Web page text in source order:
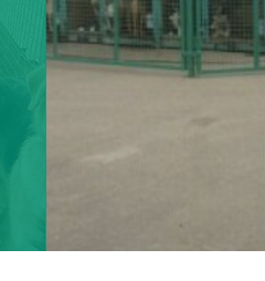
животных и